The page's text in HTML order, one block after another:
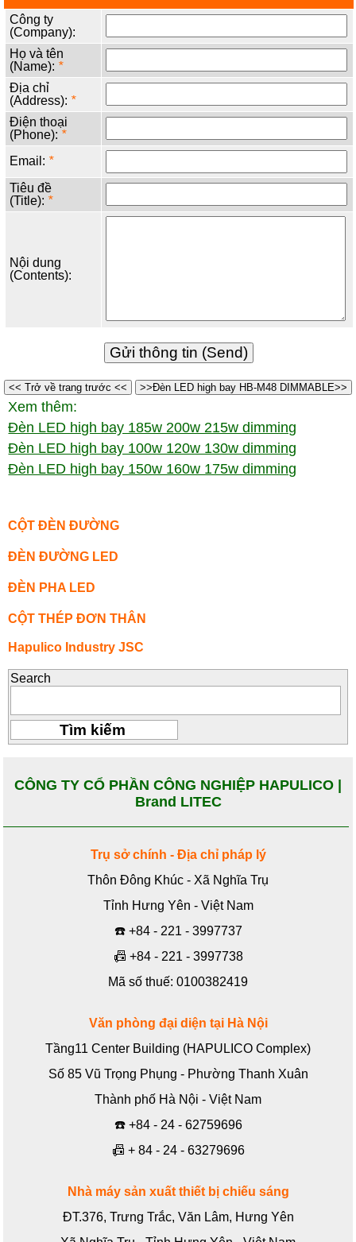
Công ty
(Company):
Họ và tên
(Name): *
Địa chỉ
(Address): *
Điện thoại
(Phone): *
Email: *
Tiêu đề
(Title): *
Nội dung
(Contents):
<< Trở về trang trước << >>Đèn LED high bay HB-M48 DIMMABLE>>
Xem thêm:
Đèn LED high bay 185w 200w 215w dimming
Đèn LED high bay 100w 120w 130w dimming
Đèn LED high bay 150w 160w 175w dimming
CỘT ĐÈN ĐƯỜNG
ĐÈN ĐƯỜNG LED
ĐÈN PHA LED
CỘT THÉP ĐƠN THÂN
Hapulico Industry JSC
Search
CÔNG TY CỔ PHẦN CÔNG NGHIỆP HAPULICO |
Brand LITEC
Trụ sở chính - Địa chỉ pháp lý
Thôn Đông Khúc - Xã Nghĩa Trụ
Tỉnh Hưng Yên - Việt Nam
☎️ +84 - 221 - 3997737
📠 +84 - 221 - 3997738
Mã số thuế: 0100382419
Văn phòng đại diện tại Hà Nội
Tầng11 Center Building (HAPULICO Complex)
Số 85 Vũ Trọng Phụng - Phường Thanh Xuân
Thành phố Hà Nội - Việt Nam
☎️ +84 - 24 - 62759696
📠 + 84 - 24 - 63279696
Nhà máy sản xuất thiết bị chiếu sáng
ĐT.376, Trưng Trắc, Văn Lâm, Hưng Yên